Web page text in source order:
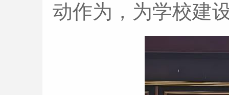
动作为，为学校建